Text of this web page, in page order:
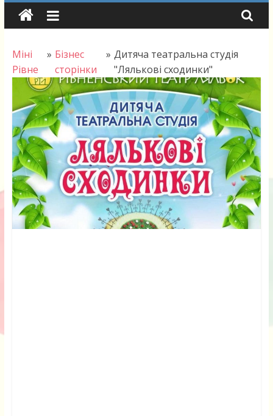
Skip
Міні
Рівне
» Бізнес
сторінки
» Дитяча театральна студія
"Лялькові сходинки"